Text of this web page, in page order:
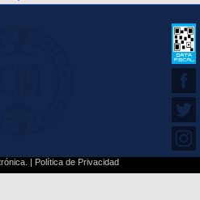
| Política de Privacidad